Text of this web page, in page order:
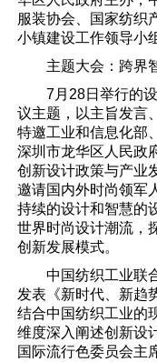
服装协会、国家纺织
小镇建设工作领导小
主题大会：跨界
7月28日举行的设
议主题，以主旨发言
特邀工业和信息化部
深圳市龙华区人民政
创新设计政策与产业
邀请国内外时尚领军
持续的设计和智慧的
世界时尚设计潮流，
创新发展模式。
中国纺织工业联合
发表《新时代、新趋
结合中国纺织工业的
维度深入阐述创新设
国际流行色委员会主